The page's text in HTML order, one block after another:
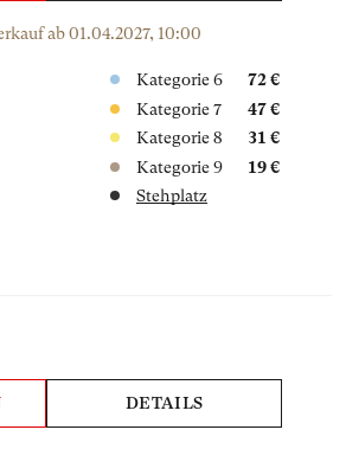
ab 01.04.2027, 10:00
Kategorie 6
72 €
Kategorie 7
47 €
Kategorie 8
31 €
Kategorie 9
19 €
Stehplatz
DETAILS